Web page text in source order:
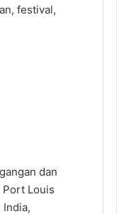
festival,
dan
Port Louis